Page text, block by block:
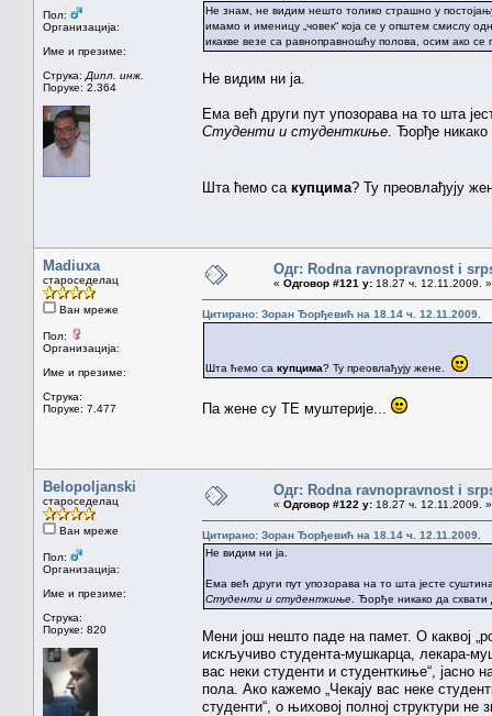
Пол:
Организација:
Име и презиме:
Струка: Дипл. инж.
Поруке: 2.364
Не знам, не видим нешто толико страшно у
имамо и именицу „човек“ која се у општем смислу
икакве везе са равноправношћу полова, осим ако
Не видим ни ја.
Ема већ други пут упозорава на то шта
Студенти и студенткиње . Ђорђе
Шта ћемо са купцима? Ту преовлађују
Madiuxa
староседелац
Ван мреже
Пол:
Организација:
Име и презиме:
Струка:
Поруке: 7.477
Одг: Rodna ravnopravnost i
« Одговор #121 у: 18.27 ч. 12.11.2009. »
Цитирано: Зоран Ђорђевић на 18.14 ч. 12.11.2009.
Шта ћемо са купцима? Ту преовлађују жене.
Па жене су ТЕ муштерије...
Belopoljanski
староседелац
Ван мреже
Пол:
Организација:
Име и презиме:
Струка:
Поруке: 820
Одг: Rodna ravnopravnost i
« Одговор #122 у: 18.27 ч. 12.11.2009. »
Цитирано: Зоран Ђорђевић на 18.14 ч. 12.11.2009.
Не видим ни ја.
Ема већ други пут упозорава на то шта јесте
Студенти и студенткиње . Ђорђе никако да
Мени још нешто паде на памет. О каквој
искључиво студента-мушкарца, лекара-
вас неки студенти и студенткиње“, јасно
пола. Ако кажемо „Чекају вас неке
студенти“, о њиховој полној структури